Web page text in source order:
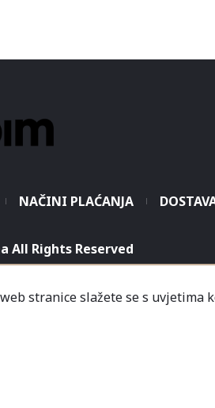
stranice slažete se s uvjetima
NAČINI PLAĆANJA
All Rights Reserved